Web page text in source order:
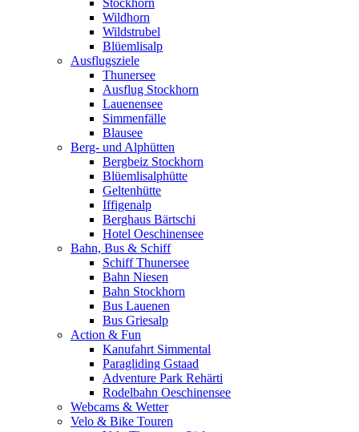
Stockhorn
Wildhorn
Wildstrubel
Blüemlisalp
Ausflugsziele
Thunersee
Ausflug Stockhorn
Lauenensee
Simmenfälle
Blausee
Berg- und Alphütten
Bergbeiz Stockhorn
Blüemlisalphütte
Geltenhütte
Iffigenalp
Berghaus Bärtschi
Hotel Oeschinensee
Bahn, Bus & Schiff
Schiff Thunersee
Bahn Niesen
Bahn Stockhorn
Bus Lauenen
Bus Griesalp
Action & Fun
Kanufahrt Simmental
Paragliding Gstaad
Adventure Park Rehärti
Rodelbahn Oeschinensee
Webcams & Wetter
Velo & Bike Touren